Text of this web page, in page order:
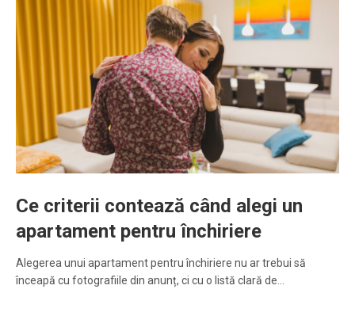
Ce criterii contează când alegi un
apartament pentru închiriere
Alegerea unui apartament pentru închiriere nu ar trebui să
înceapă cu fotografiile din anunț, ci cu o listă clară de…